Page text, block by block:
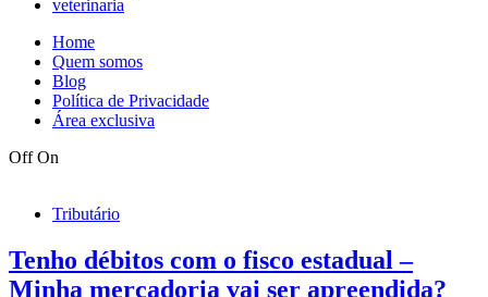
veterinaria
Home
Quem somos
Blog
Política de Privacidade
Área exclusiva
Off On
Tributário
Tenho débitos com o fisco estadual –
Minha mercadoria vai ser apreendida?